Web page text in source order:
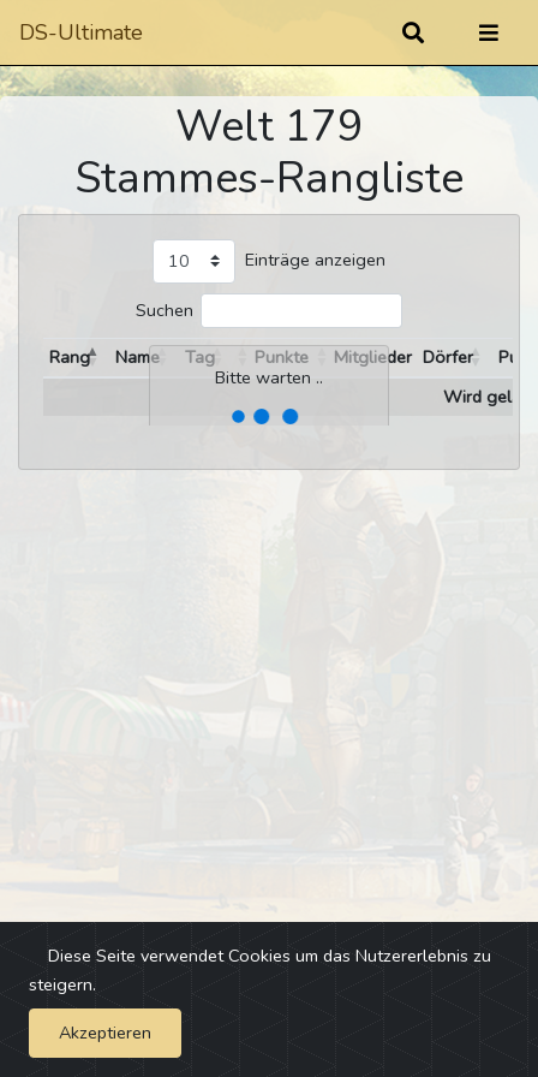
DS-Ultimate
Welt 179
Stammes-Rangliste
Einträge anzeigen
Suchen
Bitte warten ..
Rang Name Tag Punkte Mitglieder Dörfer
Wird
Impressum - Changelog
Diese Seite verwendet Cookies um das Nutzererlebnis zu
steigern.
Akzeptieren